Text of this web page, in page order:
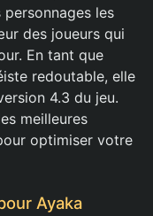
personnages les
des joueurs qui
En tant que
redoutable, elle
4.3 du jeu.
meilleures
optimiser votre
Ayaka